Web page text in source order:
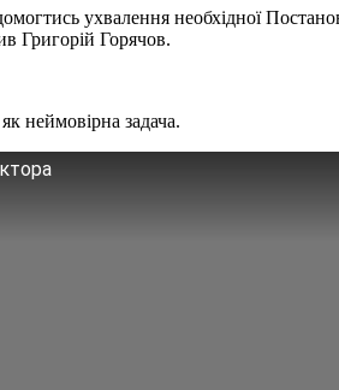
ухвалення необхідної
Григорій Горячов.
неймовірна задача.